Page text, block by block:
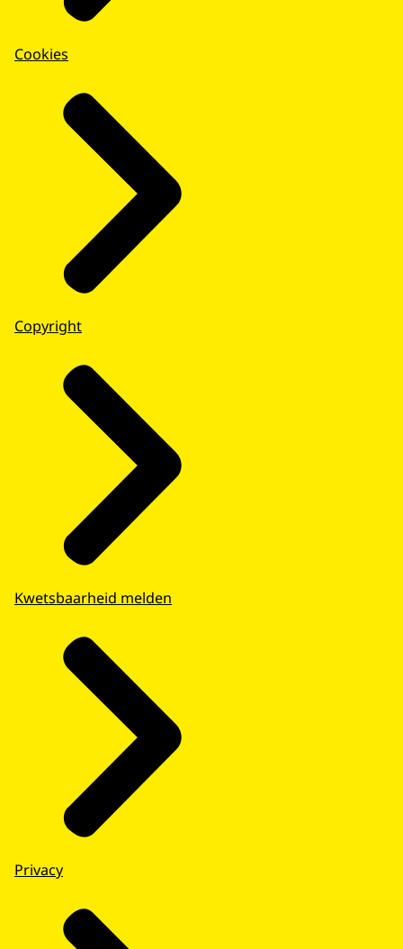
Cookies
Copyright
Kwetsbaarheid melden
Privacy